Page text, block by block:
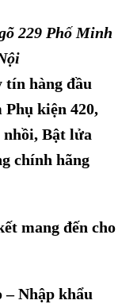
229 Phố Minh
hàng đầu
Phụ kiện 420,
nhồi, Bật lửa
chính hãng
mang đến cho
– Nhập khẩu